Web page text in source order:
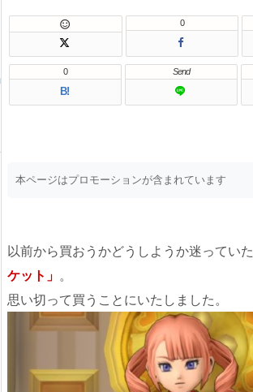
 0
B!
0 Send
本ページはプロモーションが含まれています
以前から買おうかどうしようか迷っていた
ケット」 。
思い切って買うことにいたしました。